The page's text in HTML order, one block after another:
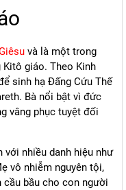
và là một trong
Kitô giáo. Theo Kinh
sinh hạ Đấng Cứu Thế
Bà nổi bật vì đức
vâng phục tuyệt đối
nhiều danh hiệu như
vô nhiễm nguyên tội,
bầu cho con người